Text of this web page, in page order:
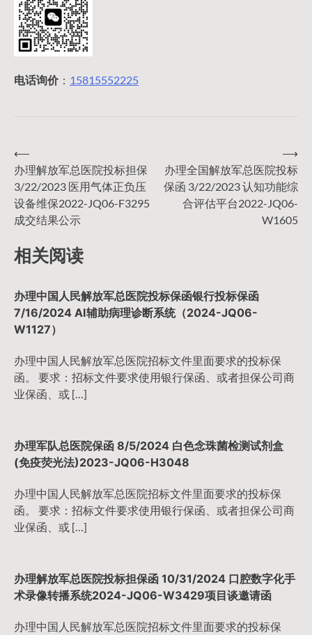
电话询价： 15815552225
文
章
导
⟵
办理解放军总医院投标担保
3/22/2023 医用气体正负压
设备维保2022-JQ06-F3295
成交结果公示
办理全国解放军总医院投标
保函 3/22/2023 认知功能综
合评估平台2022-JQ06-
W1605
⟶
相关阅读
办理中国人民解放军总医院投标保函银行投标保函
7/16/2024 AI辅助病理诊断系统（2024-JQ06-
W1127）
办理中国人民解放军总医院招标文件里面要求的投标保
函。 要求：招标文件要求使用银行保函、或者担保公司商
业保函、或 […]
办理军队总医院保函 8/5/2024 白色念珠菌检测试剂盒
(免疫荧光法)2023-JQ06-H3048
办理中国人民解放军总医院招标文件里面要求的投标保
函。 要求：招标文件要求使用银行保函、或者担保公司商
业保函、或 […]
办理解放军总医院投标担保函 10/31/2024 口腔数字化手
术录像转播系统2024-JQ06-W3429项目谈邀请函
办理中国人民解放军总医院招标文件里面要求的投标保